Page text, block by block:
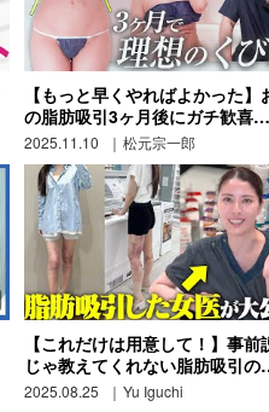
【もっと早くやればよかった】
の脂肪吸引3ヶ月後にガチ歓喜…
2025.11.10 松元宗一郎
【これだけは用意して！】事前
じゃ教えてくれない脂肪吸引
2025.08.25 Yu Iguchi